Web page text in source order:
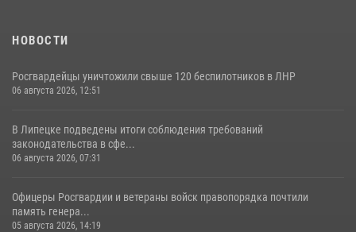
НОВОСТИ
Росгвардейцы уничтожили свыше 120 беспилотников в ЛНР
06 августа 2026, 12:51
В Липецке подведены итоги соблюдения требований
законодательства в сфе...
06 августа 2026, 07:31
Офицеры Росгвардии и ветераны войск правопорядка почтили
память генера...
05 августа 2026, 14:19